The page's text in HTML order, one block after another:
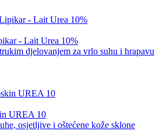
- Lait Urea 10%
djelovanjem za vrlo suhu i hrapavu
UREA 10
osjetljive i oštećene kože sklone